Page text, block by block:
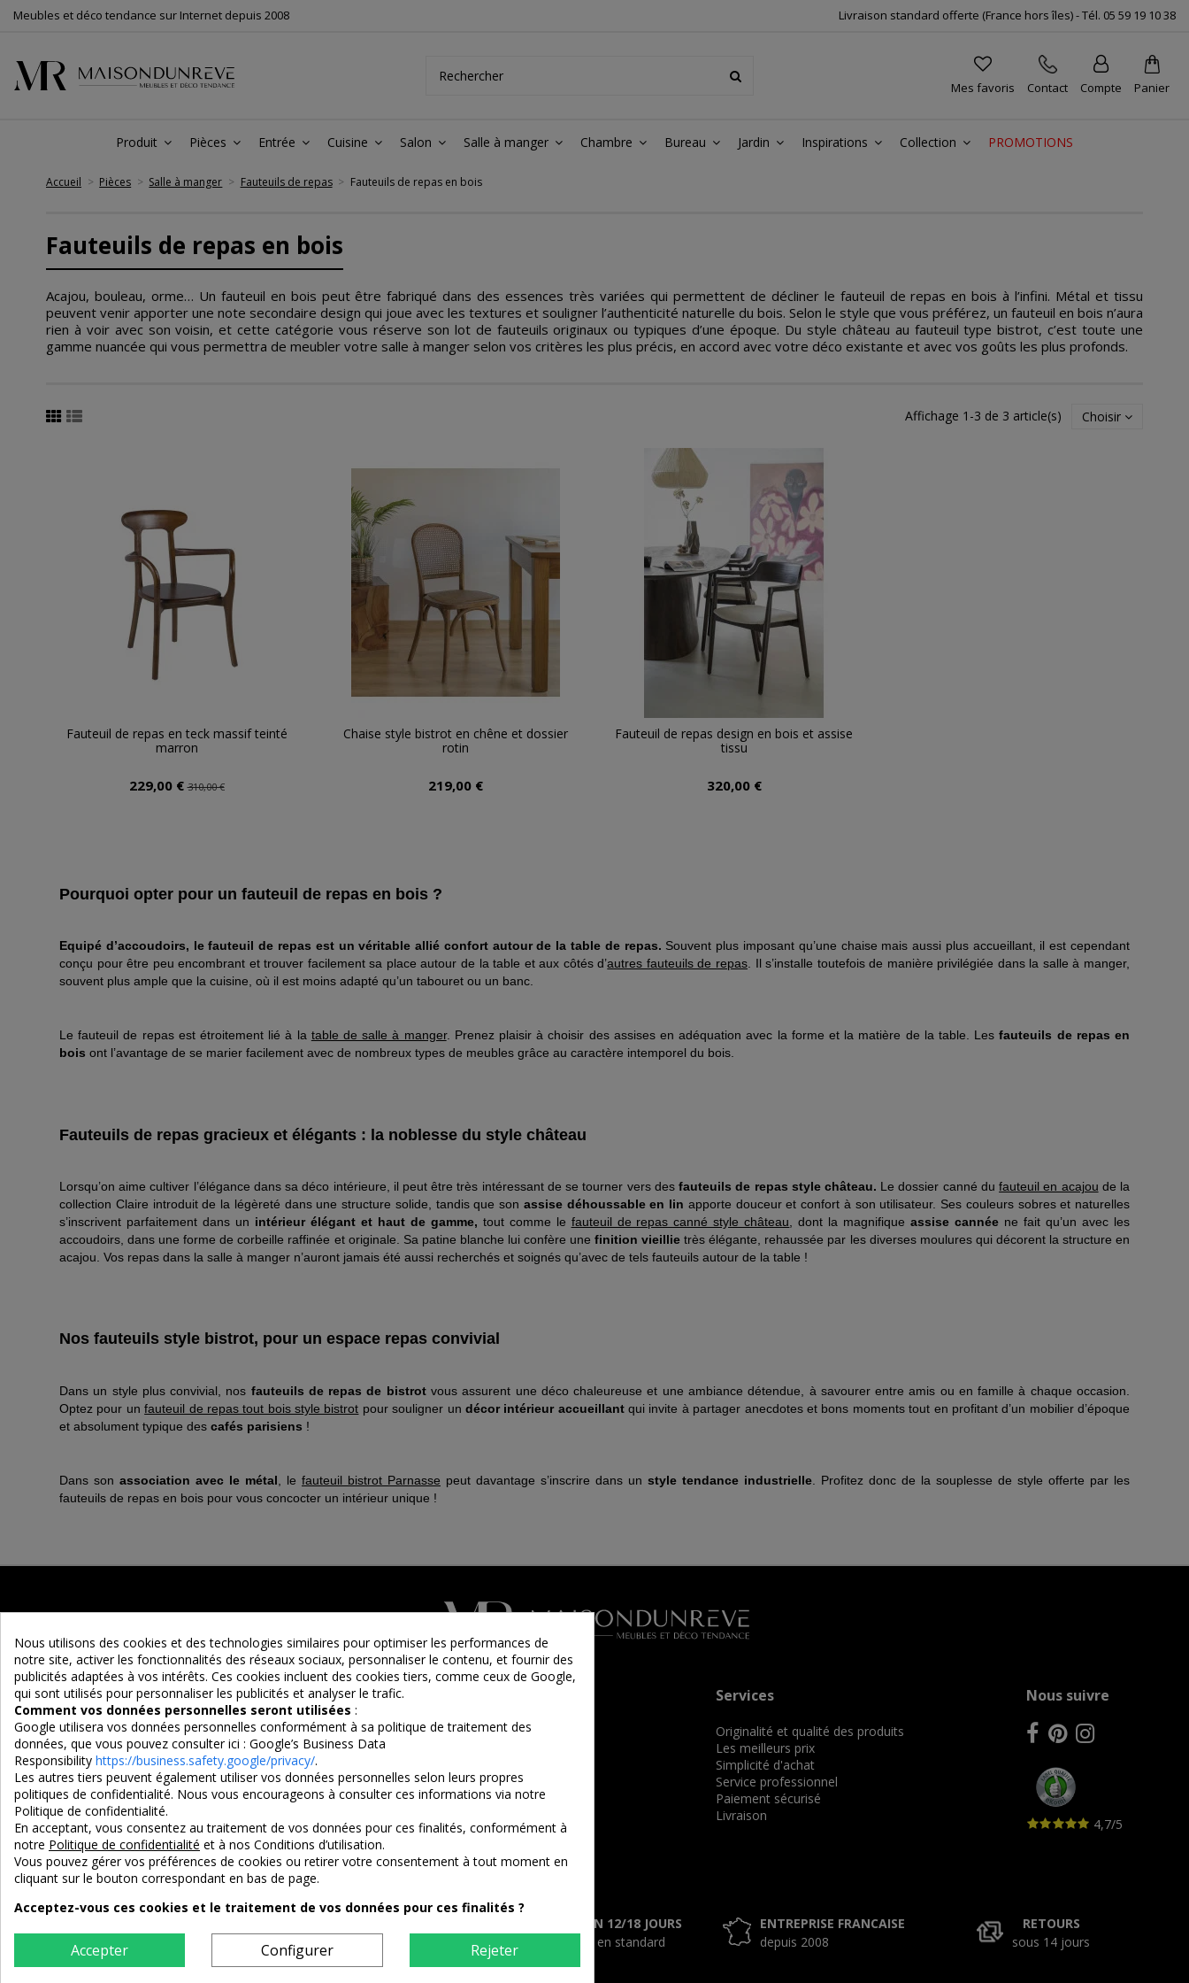
Meubles et déco tendance sur Internet depuis 2008 Livraison standard offerte (France hors îles) -Tél. 05 59 19 10 38
Mes favoris Contact Compte Panier
Produit Pièces Entrée Cuisine Salon Salle à manger Chambre Bureau Jardin Inspirations Collection PROMOTIONS
Accueil Pièces Salle à manger Fauteuils de repas Fauteuils de repas en bois
Fauteuils de repas en bois
Acajou, bouleau, orme… Un fauteuil en bois peut être fabriqué dans des essences très variées qui permettent de décliner le fauteuil de repas en bois à l’infini. Métal et tissu
peuvent venir apporter une note secondaire design qui joue avec les textures et souligner l’authenticité naturelle du bois. Selon le style que vous préférez, un fauteuil en bois n’aura
rien à voir avec son voisin, et cette catégorie vous réserve son lot de fauteuils originaux ou typiques d’une époque. Du style château au fauteuil type bistrot, c’est toute une
gamme nuancée qui vous permettra de meubler votre salle à manger selon vos critères les plus précis, en accord avec votre déco existante et avec vos goûts les plus profonds.
Affichage 1-3 de 3 article(s) Choisir
Fauteuil de repas en teck massif teinté
marron
229,00 €310,00 €
Chaise style bistrot en chêne et dossier
rotin
219,00 €
Fauteuil de repas design en bois et assise
tissu
320,00 €
Pourquoi opter pour un fauteuil de repas en bois ?
Equipé d’accoudoirs, le fauteuil de repas est un véritable allié confort autour de la table de repas. Souvent plus imposant qu’une chaise mais aussi plus accueillant, il est cependant
conçu pour être peu encombrant et trouver facilement sa place autour de la table et aux côtés d’autres fauteuils de repas. Il s’installe toutefois de manière privilégiée dans la salle à manger,
souvent plus ample que la cuisine, où il est moins adapté qu’un tabouret ou un banc.
Le fauteuil de repas est étroitement lié à la table de salle à manger. Prenez plaisir à choisir des assises en adéquation avec la forme et la matière de la table. Lesfauteuils de repas en
bois ont l’avantage de se marier facilement avec de nombreux types de meubles grâce au caractère intemporel du bois.
Fauteuils de repas gracieux et élégants : la noblesse du style château
Lorsqu’on aime cultiver l’élégance dans sa déco intérieure, il peut être très intéressant de se tourner vers desfauteuils de repas style château. Le dossier canné dufauteuil en acajou de la
collection Claire introduit de la légèreté dans une structure solide, tandis que son assise déhoussable en lin apporte douceur et confort à son utilisateur. Ses couleurs sobres et naturelles
s’inscrivent parfaitement dans un intérieur élégant et haut de gamme, tout comme le fauteuil de repas canné style château , dont la magnifiqueassise cannée ne fait qu’un avec les
accoudoirs, dans une forme de corbeille raffinée et originale. Sa patine blanche lui confère unefinition vieillie très élégante, rehaussée par les diverses moulures qui décorent la structure en
acajou. Vos repas dans la salle à manger n’auront jamais été aussi recherchés et soignés qu’avec de tels fauteuils autour de la table !
Nos fauteuils style bistrot, pour un espace repas convivial
Dans un style plus convivial, nos fauteuils de repas de bistrotvous assurent une déco chaleureuse et une ambiance détendue, à savourer entre amis ou en famille à chaque occasion.
Optez pour unfauteuil de repas tout bois style bistrot pour souligner un décor intérieur accueillantqui invite à partager anecdotes et bons moments tout en profitant d’un mobilier d’époque
et absolument typique des cafés parisiens !
Dans son association avec le métal , le fauteuil bistrot Parnasse peut davantage s’inscrire dans un style tendance industrielle . Profitez donc de la souplesse de style offerte par les
fauteuils de repas en bois pour vous concocter un intérieur unique !
Maison d'un Rêve
Adresse :
EURL MAISON D'UN REVE
90 Route d'Ascarat
64220 UHART-CIZE
Tel : 05 59 19 10 38
e-mail : contact@maisondunreve.com
Informations
Qui sommes-nous ?
Mentions légales
Nos billets
Services
Originalité et qualité des produits
Les meilleurs prix
Simplicité d'achat
Service professionnel
Paiement sécurisé
Livraison
Nous suivre
4,7/5
LIVRAISON 12/18 JOURS
offerte en standard
ENTREPRISE FRANCAISE
depuis 2008
RETOURS
sous 14 jours
Nous utilisons des cookies et des technologies similaires pour optimiser les performances de
notre site, activer les fonctionnalités des réseaux sociaux, personnaliser le contenu, et fournir des
publicités adaptées à vos intérêts. Ces cookies incluent des cookies tiers, comme ceux de Google,
qui sont utilisés pour personnaliser les publicités et analyser le trafic.
Comment vos données personnelles seront utilisées :
Google utilisera vos données personnelles conformément à sa politique de traitement des
données, que vous pouvez consulter ici : Google’s Business Data
Responsibility https://business.safety.google/privacy/.
Les autres tiers peuvent également utiliser vos données personnelles selon leurs propres
politiques de confidentialité. Nous vous encourageons à consulter ces informations via notre
Politique de confidentialité.
En acceptant, vous consentez au traitement de vos données pour ces finalités, conformément à
notre Politique de confidentialité et à nos Conditions d’utilisation.
Vous pouvez gérer vos préférences de cookies ou retirer votre consentement à tout moment en
cliquant sur le bouton correspondant en bas de page.
Acceptez-vous ces cookies et le traitement de vos données pour ces finalités ?
Accepter Configurer Rejeter